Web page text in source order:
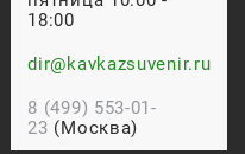
18:00
dir@kavkazsuvenir.ru
8 (499) 553-01-
23 (Москва)